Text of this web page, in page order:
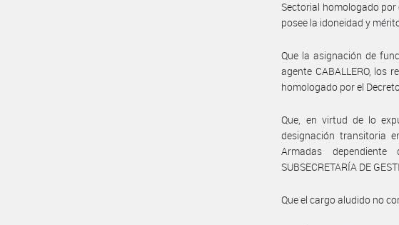
Sectorial homologado
posee la idoneidad y
Que la asignación de
agente CABALLERO, los
homologado por el
Que, en virtud de lo
designación transitoria
Armadas dependiente
SUBSECRETARÍA DE
Que el cargo aludido no